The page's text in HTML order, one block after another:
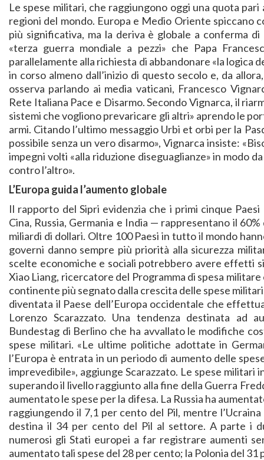
Le spese militari, che raggiungono oggi una quota
regioni del mondo. Europa e Medio Oriente spiccano
più significativa, ma la deriva è globale a conferma
«terza guerra mondiale a pezzi» che Papa
parallelamente alla richiesta di abbandonare «la logica
in corso almeno dall’inizio di questo secolo e, da
osserva parlando ai media vaticani, Francesco
Rete Italiana Pace e Disarmo. Secondo Vignarca, il
sistemi che vogliono prevaricare gli altri» aprendo le
armi. Citando l’ultimo messaggio Urbi et orbi per la
possibile senza un vero disarmo», Vignarca insiste:
impegni volti «alla riduzione diseguaglianze» in modo
contro l’altro».
L’Europa guida l’aumento globale
Il rapporto del Sipri evidenzia che i primi cinque
Cina, Russia, Germania e India — rappresentano il
miliardi di dollari. Oltre 100 Paesi in tutto il mondo
governi danno sempre più priorità alla sicurezza
scelte economiche e sociali potrebbero avere effetti
Xiao Liang, ricercatore del Programma di spesa
continente più segnato dalla crescita delle spese
diventata il Paese dell’Europa occidentale che
Lorenzo Scarazzato. Una tendenza destinata ad
Bundestag di Berlino che ha avvallato le modifiche
spese militari. «Le ultime politiche adottate in
l’Europa è entrata in un periodo di aumento delle
imprevedibile», aggiunge Scarazzato. Le spese militari
superando il livello raggiunto alla fine della Guerra
aumentato le spese per la difesa. La Russia ha
raggiungendo il 7,1 per cento del Pil, mentre
destina il 34 per cento del Pil al settore. A parte i
numerosi gli Stati europei a far registrare aumenti
aumentato tali spese del 28 per cento; la Polonia del 31